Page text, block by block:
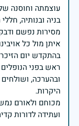
עוצמתה וחוסנה
בניה ובנותיה,
מסירות נפשם
בהתקדש יום
ראש בפני
ובהערכה,
מכוחם ולאורם
ועתידה לדורות